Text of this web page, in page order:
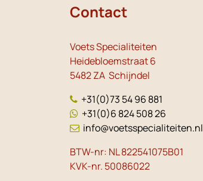
Contact
Voets Specialiteiten
Heidebloemstraat 6
5482 ZA Schijndel
+31(0)73 54 96 881
+31(0)6 824 508 26
info@voetsspecialiteiten.nl
BTW-nr: NL 822541075B01
KVK-nr. 50086022